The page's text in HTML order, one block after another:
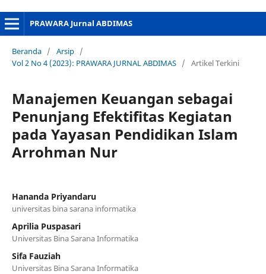
PRAWARA Jurnal ABDIMAS
Beranda / Arsip /
Vol 2 No 4 (2023): PRAWARA JURNAL ABDIMAS / Artikel Terkini
Manajemen Keuangan sebagai
Penunjang Efektifitas Kegiatan
pada Yayasan Pendidikan Islam
Arrohman Nur
Hananda Priyandaru
universitas bina sarana informatika
Aprilia Puspasari
Universitas Bina Sarana Informatika
Sifa Fauziah
Universitas Bina Sarana Informatika